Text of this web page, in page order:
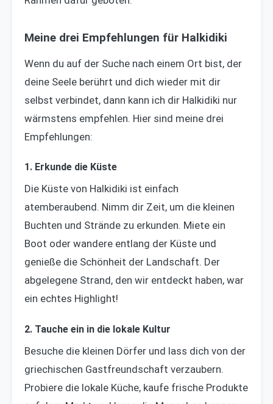
Meine drei Empfehlungen für Halkidiki
Wenn du auf der Suche nach einem Ort bist, der
deine Seele berührt und dich wieder mit dir
selbst verbindet, dann kann ich dir Halkidiki nur
wärmstens empfehlen. Hier sind meine drei
Empfehlungen:
1. Erkunde die Küste
Die Küste von Halkidiki ist einfach
atemberaubend. Nimm dir Zeit, um die kleinen
Buchten und Strände zu erkunden. Miete ein
Boot oder wandere entlang der Küste und
genieße die Schönheit der Landschaft. Der
abgelegene Strand, den wir entdeckt haben, war
ein echtes Highlight!
2. Tauche ein in die lokale Kultur
Besuche die kleinen Dörfer und lass dich von der
griechischen Gastfreundschaft verzaubern.
Probiere die lokale Küche, kaufe frische Produkte